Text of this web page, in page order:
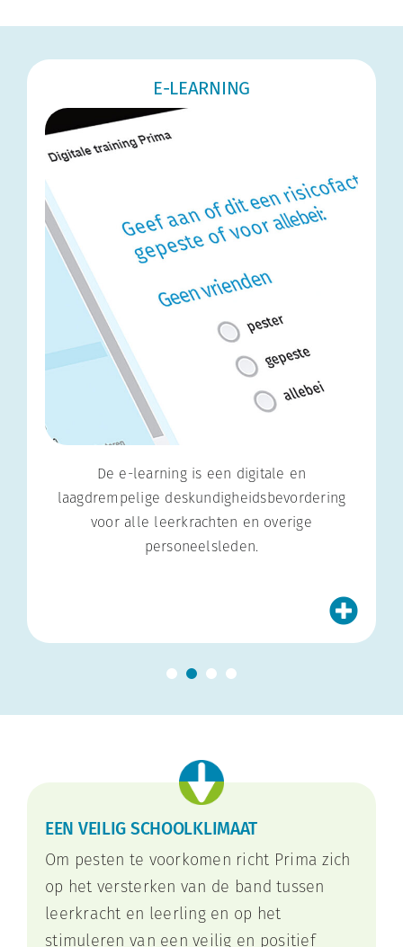
E-LEARNING
De e-learning is een digitale en
laagdrempelige deskundigheidsbevordering
voor alle leerkrachten en overige
personeelsleden.
EEN VEILIG SCHOOLKLIMAAT
Om pesten te voorkomen richt Prima zich
op het versterken van de band tussen
leerkracht en leerling en op het
stimuleren van een veilig en positief